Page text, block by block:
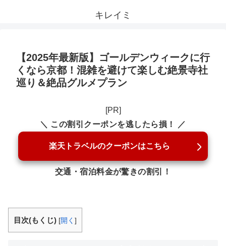
キレイミ
【2025年最新版】ゴールデンウィークに行
くなら京都！混雑を避けて楽しむ絶景寺社
巡り＆絶品グルメプラン
[PR]
＼ この割引クーポンを逃したら損！ ／
楽天トラベルのクーポンはこちら
交通・宿泊料金が驚きの割引！
目次(もくじ) [開く ]